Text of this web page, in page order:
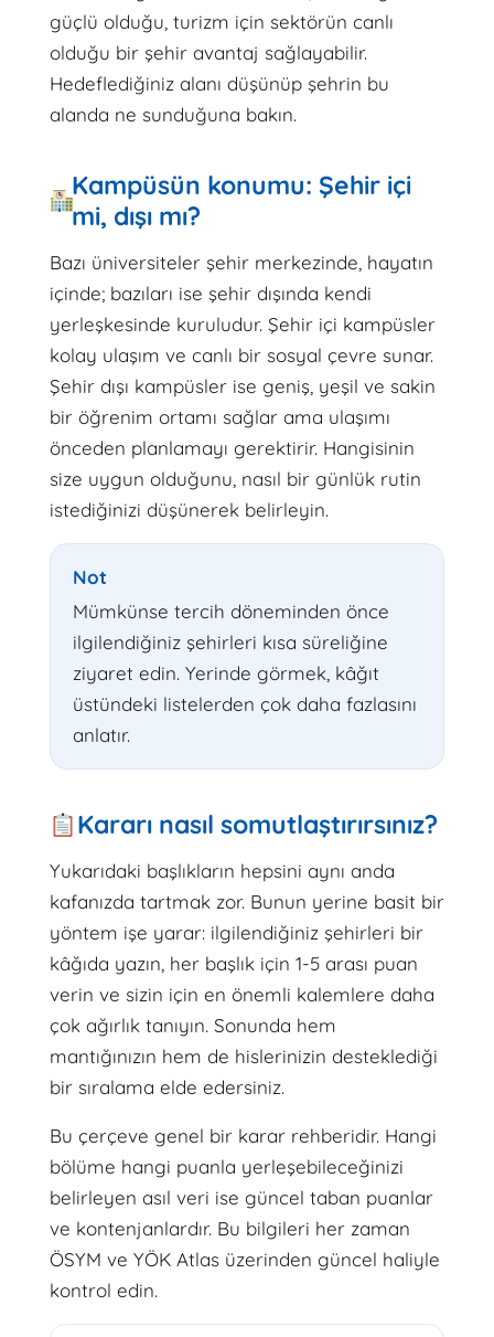
güçlü olduğu, turizm için sektörün canlı
olduğu bir şehir avantaj sağlayabilir.
Hedeflediğiniz alanı düşünüp şehrin bu
alanda ne sunduğuna bakın.
Kampüsün konumu: Şehir içi
mi, dışı mı?
Bazı üniversiteler şehir merkezinde, hayatın
içinde; bazıları ise şehir dışında kendi
yerleşkesinde kuruludur. Şehir içi kampüsler
kolay ulaşım ve canlı bir sosyal çevre sunar.
Şehir dışı kampüsler ise geniş, yeşil ve sakin
bir öğrenim ortamı sağlar ama ulaşımı
önceden planlamayı gerektirir. Hangisinin
size uygun olduğunu, nasıl bir günlük rutin
istediğinizi düşünerek belirleyin.
Not
Mümkünse tercih döneminden önce
ilgilendiğiniz şehirleri kısa süreliğine
ziyaret edin. Yerinde görmek, kâğıt
üstündeki listelerden çok daha fazlasını
anlatır.
Kararı nasıl somutlaştırırsınız?
Yukarıdaki başlıkların hepsini aynı anda
kafanızda tartmak zor. Bunun yerine basit bir
yöntem işe yarar: ilgilendiğiniz şehirleri bir
kâğıda yazın, her başlık için 1-5 arası puan
verin ve sizin için en önemli kalemlere daha
çok ağırlık tanıyın. Sonunda hem
mantığınızın hem de hislerinizin desteklediği
bir sıralama elde edersiniz.
Bu çerçeve genel bir karar rehberidir. Hangi
bölüme hangi puanla yerleşebileceğinizi
belirleyen asıl veri ise güncel taban puanlar
ve kontenjanlardır. Bu bilgileri her zaman
ÖSYM ve YÖK Atlas üzerinden güncel haliyle
kontrol edin.